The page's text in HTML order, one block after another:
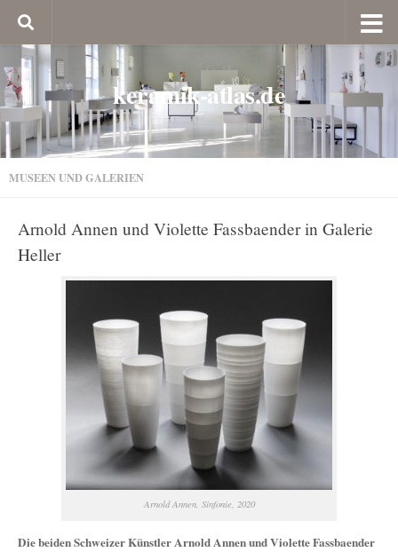
keramik-atlas.de
MUSEEN UND GALERIEN
Arnold Annen und Violette Fassbaender in Galerie
Heller
Arnold Annen, Sinfonie, 2020
Die beiden Schweizer Künstler Arnold Annen und Violette Fassbaender